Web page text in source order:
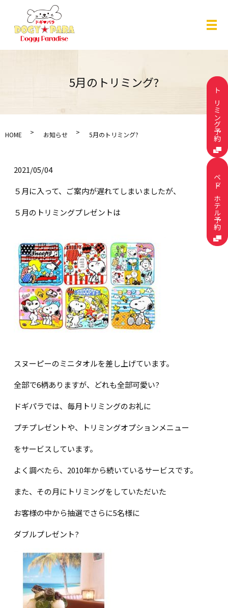
メ
トリミング予約
ペットホテル予約
5月のトリミング?
HOME お知らせ 5月のトリミング?
2021/05/04
５月に入って、ご案内が遅れてしまいましたが、
５月のトリミングプレゼントは
スヌーピーのミニタオルを差し上げています。
全部で6柄ありますが、どれも全部可愛い?
ドギパラでは、毎月トリミングのお礼に
プチプレゼントや、トリミングオプションメニュー
をサービスしています。
よく調べたら、2010年から続いているサービスです。
また、その月にトリミングをしていただいた
お客様の中から抽選でさらに5名様に
ダブルプレゼント?